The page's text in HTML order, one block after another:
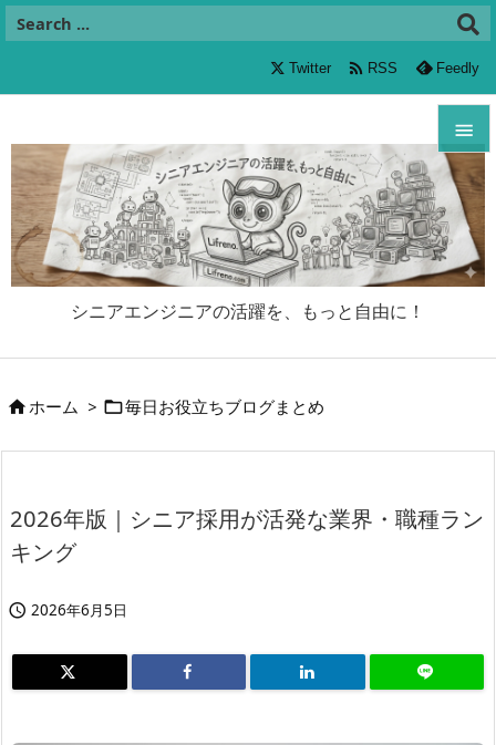
シニアエンジニアの活躍を、もっと自由に！


メニュ

サイド

検索
Twitter  RSS Feedly
ホーム > 毎日お役立ちブログまとめ
2026年版｜シニア採用が活発な業界・職種ラン
キング
 2026年6月5日